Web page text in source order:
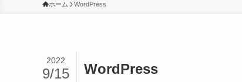
ホーム WordPress
WordPress
2022
9/15